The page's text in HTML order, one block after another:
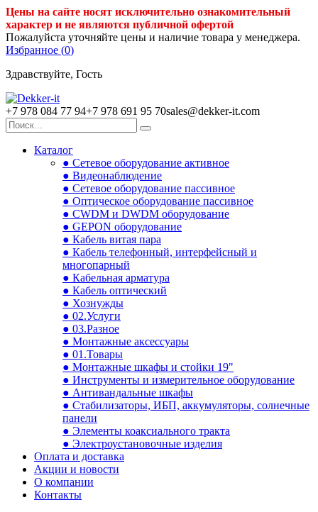
Цены на сайте носят исключительно ознакомительный
характер и не являются публичной офертой
Пожалуйста уточняйте цены и наличие товара у менеджера.
Избранное (0)
Здравствуйте, Гость
+7 978 084 77 94+7 978 691 95 70sales@dekker-it.com
Каталог
● Сетевое оборудование активное
● Видеонаблюдение
● Сетевое оборудование пассивное
● Оптическое оборудование пассивное
● CWDM и DWDM оборудование
● GEPON оборудование
● Кабель витая пара
● Кабель телефонный, интерфейсный и
многопарный
● Кабельная арматура
● Кабель оптический
● Хознужды
● 02.Услуги
● 03.Разное
● Монтажные аксессуары
● 01.Товары
● Монтажные шкафы и стойки 19"
● Инструменты и измерительное оборудование
● Антивандальные шкафы
● Стабилизаторы, ИБП, аккумуляторы, солнечные
панели
● Элементы коаксиального тракта
● Электроустановочные изделия
Оплата и доставка
Акции и новости
О компании
Контакты